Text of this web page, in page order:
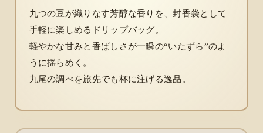
九つの豆が織りなす芳醇な香りを、封香袋として
手軽に楽しめるドリップバッグ。
軽やかな甘みと香ばしさが一瞬の“いたずら”のよ
うに揺らめく。
九尾の調べを旅先でも杯に注げる逸品。